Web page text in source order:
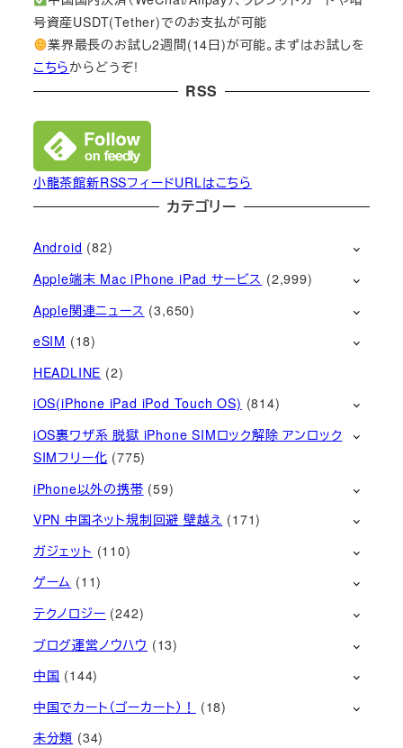
号資産USDT(Tether)でのお支払が可能
業界最長のお試し2週間(14日)が可能。まずはお試しを
こちらからどうぞ!
RSS
小龍茶館新RSSフィードURLはこちら
カテゴリー
Android (82)
Apple端末 Mac iPhone iPad サービス (2,999)
Apple関連ニュース (3,650)
eSIM (18)
HEADLINE (2)
iOS(iPhone iPad iPod Touch OS) (814)
iOS裏ワザ系 脱獄 iPhone SIMロック解除 アンロック
SIMフリー化 (775)
iPhone以外の携帯 (59)
VPN 中国ネット規制回避 壁越え (171)
ガジェット (110)
ゲーム (11)
テクノロジー (242)
ブログ運営ノウハウ (13)
中国 (144)
中国でカート（ゴーカート）！
(18)
未分類 (34)